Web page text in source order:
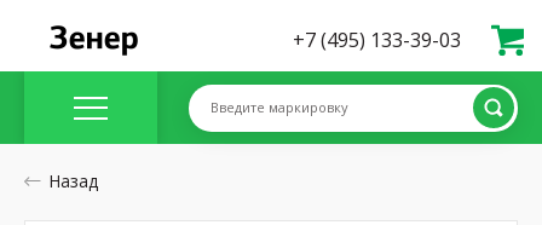
+7 (495) 133-39-03
Введите маркировку
Назад